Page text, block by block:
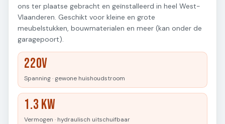
ons ter plaatse gebracht en geïnstalleerd in heel West-
Vlaanderen. Geschikt voor kleine en grote
meubelstukken, bouwmaterialen en meer (kan onder de
garagepoort).
220V
Spanning · gewone huishoudstroom
1.3 kW
Vermogen · hydraulisch uitschuifbaar